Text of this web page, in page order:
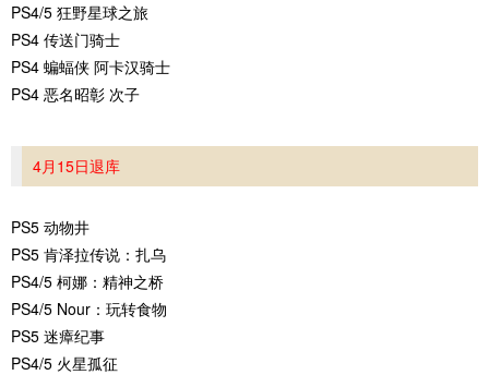
PS4/5 狂野星球之旅
PS4 传送门骑士
PS4 蝙蝠侠 阿卡汉骑士
PS4 恶名昭彰 次子
4月15日退库
PS5 动物井
PS5 肯泽拉传说：扎乌
PS4/5 柯娜：精神之桥
PS4/5 Nour：玩转食物
PS5 迷瘴纪事
PS4/5 火星孤征